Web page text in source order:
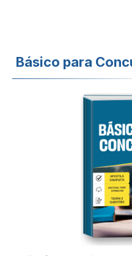
Básico para